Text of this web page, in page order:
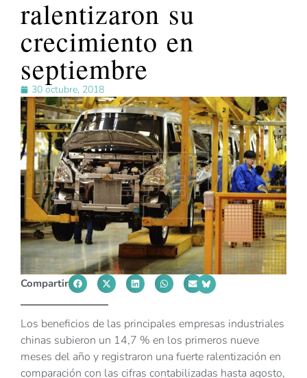
ralentizaron su
crecimiento en
septiembre
30 octubre, 2018
Compartir
Los beneficios de las principales empresas industriales
chinas subieron un 14,7 % en los primeros nueve
meses del año y registraron una fuerte ralentización en
comparación con las cifras contabilizadas hasta agosto,